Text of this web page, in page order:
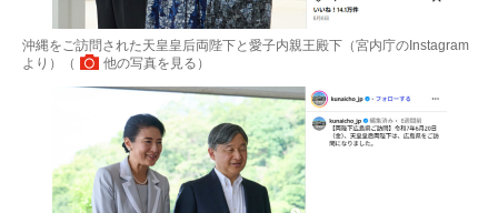
沖縄をご訪問された天皇皇后両陛下と愛子内親王殿下（宮内庁のInstagram
より）（
他の写真を見る ）